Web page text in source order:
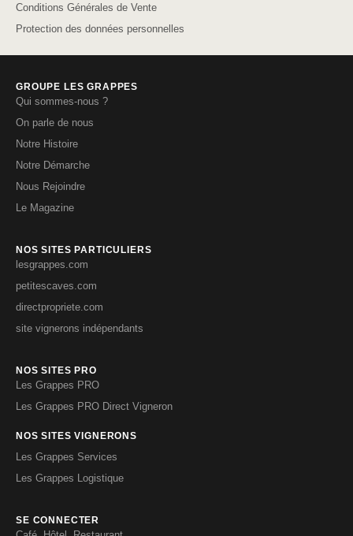
Conditions Générales de Vente
Protection des données personnelles
GROUPE LES GRAPPES
Qui sommes-nous ?
On parle de nous
Notre Histoire
Notre Démarche
Nous Rejoindre
Le Magazine
NOS SITES PARTICULIERS
lesgrappes.com
petitescaves.com
directpropriete.com
site vignerons indépendants
NOS SITES PRO
Les Grappes PRO
Les Grappes PRO Direct Vigneron
NOS SITES VIGNERONS
Les Grappes Services
Les Grappes Logistique
SE CONNECTER